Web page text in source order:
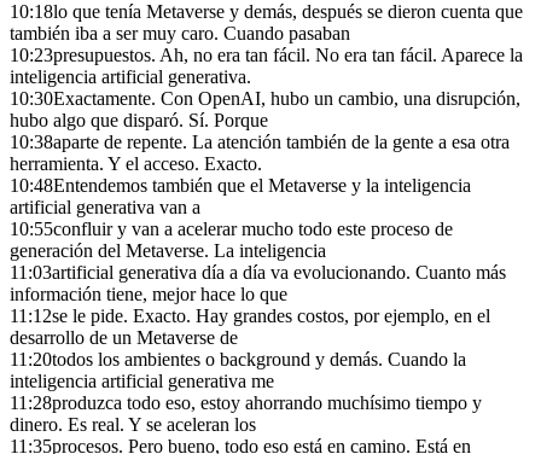
10:18lo que tenía Metaverse y demás, después se dieron cuenta que
también iba a ser muy caro. Cuando pasaban
10:23presupuestos. Ah, no era tan fácil. No era tan fácil. Aparece la
inteligencia artificial generativa.
10:30Exactamente. Con OpenAI, hubo un cambio, una disrupción,
hubo algo que disparó. Sí. Porque
10:38aparte de repente. La atención también de la gente a esa otra
herramienta. Y el acceso. Exacto.
10:48Entendemos también que el Metaverse y la inteligencia
artificial generativa van a
10:55confluir y van a acelerar mucho todo este proceso de
generación del Metaverse. La inteligencia
11:03artificial generativa día a día va evolucionando. Cuanto más
información tiene, mejor hace lo que
11:12se le pide. Exacto. Hay grandes costos, por ejemplo, en el
desarrollo de un Metaverse de
11:20todos los ambientes o background y demás. Cuando la
inteligencia artificial generativa me
11:28produzca todo eso, estoy ahorrando muchísimo tiempo y
dinero. Es real. Y se aceleran los
11:35procesos. Pero bueno, todo eso está en camino. Está en